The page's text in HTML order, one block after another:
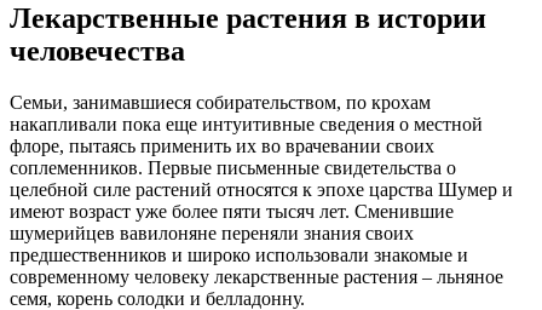
Лекарственные растения в истории
человечества
Семьи, занимавшиеся собирательством, по крохам
накапливали пока еще интуитивные сведения о местной
флоре, пытаясь применить их во врачевании своих
соплеменников. Первые письменные свидетельства о
целебной силе растений относятся к эпохе царства Шумер и
имеют возраст уже более пяти тысяч лет. Сменившие
шумерийцев вавилоняне переняли знания своих
предшественников и широко использовали знакомые и
современному человеку лекарственные растения – льняное
семя, корень солодки и белладонну.